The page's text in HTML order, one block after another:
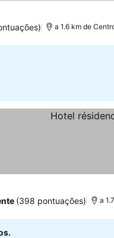
a 1.6 km de
(398 pontuações) a